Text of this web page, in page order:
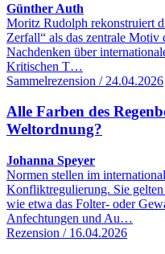
Günther Auth
Moritz Rudolph rekonstruiert
Zerfall“ als das zentrale
Nachdenken über
Kritischen T…
Sammelrezension / 24.04.2026
Alle Farben des
Weltordnung?
Johanna Speyer
Normen stellen im
Konfliktregulierung. Sie gelten
wie etwa das Folter- oder
Anfechtungen und Au…
Rezension / 16.04.2026